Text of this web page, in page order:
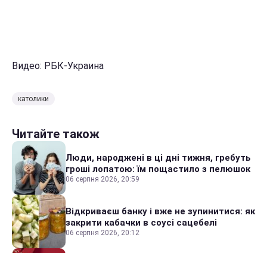
Видео: РБК-Украина
католики
Читайте також
Люди, народжені в ці дні тижня, гребуть
гроші лопатою: їм пощастило з пелюшок
06 серпня 2026, 20:59
Відкриваєш банку і вже не зупинитися: як
закрити кабачки в соусі сацебелі
06 серпня 2026, 20:12